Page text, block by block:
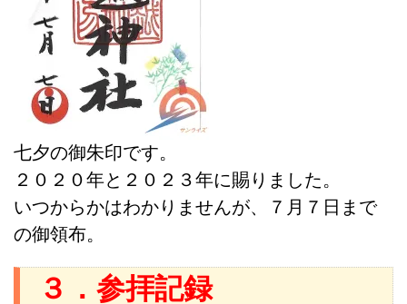
七夕の御朱印です。
２０２０年と２０２３年に賜りました。
いつからかはわかりませんが、７月７日まで
の御領布。
３．参拝記録